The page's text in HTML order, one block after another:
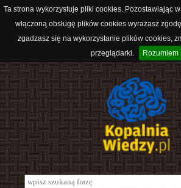
Ta strona wykorzystuje pliki cookies. Pozostawiając
włączoną obsługę plików cookies wyrażasz
zgadzasz się na wykorzystanie plików cookies,
przeglądarki.
Rozumiem